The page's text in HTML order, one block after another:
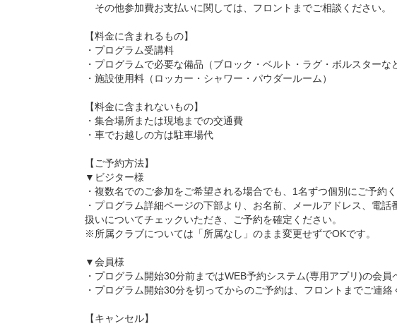
その他参加費お支払いに関しては、フロントまでご相談ください。
【料金に含まれるもの】
・プログラム受講料
・プログラムで必要な備品（ブロック・ベルト・ラグ・ボルスターな
・施設使用料（ロッカー・シャワー・パウダールーム）
【料金に含まれないもの】
・集合場所または現地までの交通費
・車でお越しの方は駐車場代
【ご予約方法】
▼ビジター様
・複数名でのご参加をご希望される場合でも、1名ずつ個別にご予約く
・プログラム詳細ページの下部より、お名前、メールアドレス、電
扱いについてチェックいただき、ご予約を確定ください。
※所属クラブについては「所属なし」のまま変更せずでOKです。
▼会員様
・プログラム開始30分前まではWEB予約システム(専用アプリ)の会員
・プログラム開始30分を切ってからのご予約は、フロントまでご連絡
【キャンセル】